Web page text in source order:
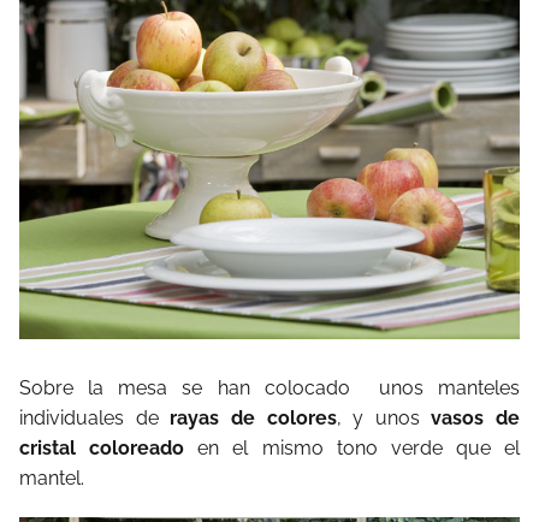
Sobre la mesa se han colocado
unos manteles
individuales derayas de colores, y unos vasos de
cristal coloreado en el mismo tono verde que el
mantel.